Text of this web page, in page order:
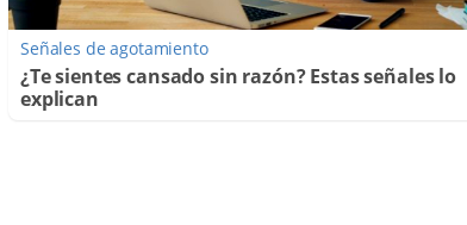
Señales de agotamiento
¿Te sientes cansado sin razón? Estas señales lo
explican